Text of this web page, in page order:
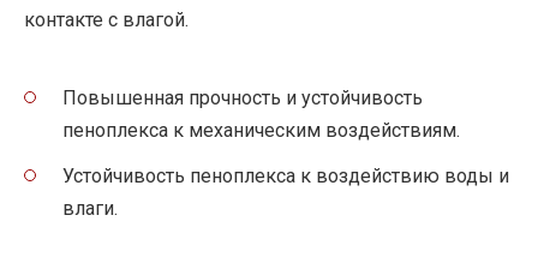
контакте с влагой.
Повышенная прочность и устойчивость
пеноплекса к механическим воздействиям.
Устойчивость пеноплекса к воздействию воды и
влаги.